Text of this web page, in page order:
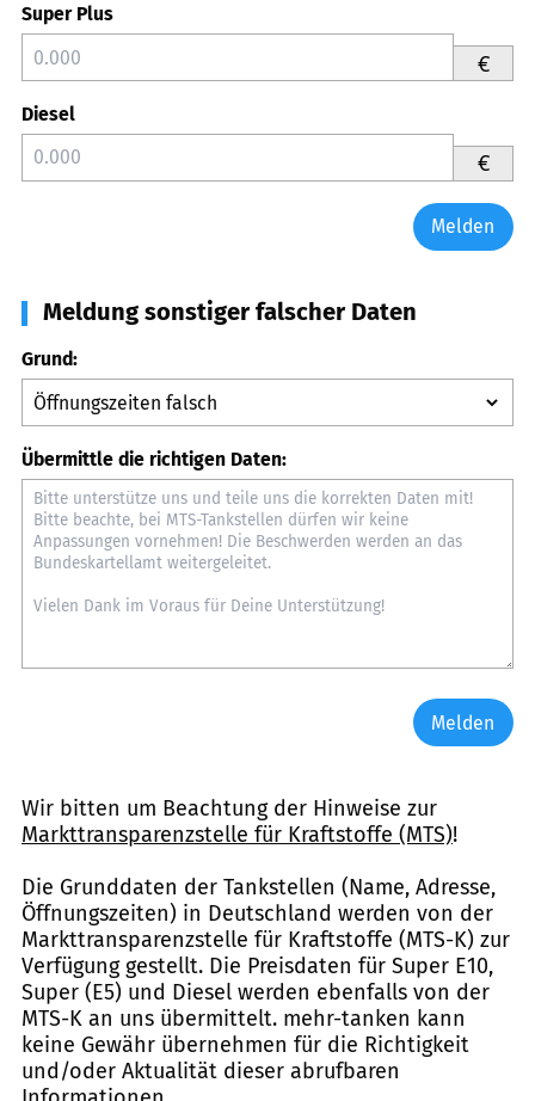
Super Plus
€
Diesel
€
Melden
Meldung sonstiger falscher Daten
Grund:
Übermittle die richtigen Daten:
Melden
Wir bitten um Beachtung der Hinweise zur
Markttransparenzstelle für Kraftstoffe (MTS)!
Die Grunddaten der Tankstellen (Name, Adresse,
Öffnungszeiten) in Deutschland werden von der
Markttransparenzstelle für Kraftstoffe (MTS-K) zur
Verfügung gestellt. Die Preisdaten für Super E10,
Super (E5) und Diesel werden ebenfalls von der
MTS-K an uns übermittelt. mehr-tanken kann
keine Gewähr übernehmen für die Richtigkeit
und/oder Aktualität dieser abrufbaren